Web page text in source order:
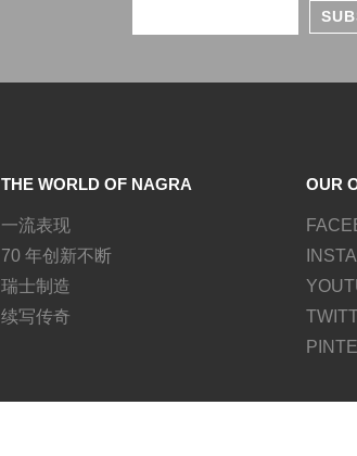
THE WORLD OF NAGRA
一流表现
70 年创新不断
瑞士制造
续写传奇
OUR